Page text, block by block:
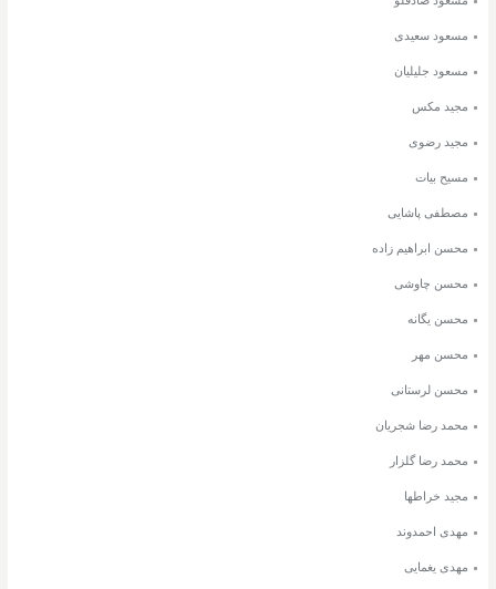
مسعود سعیدی
مسعود جلیلیان
مجید مکس
مجید رضوی
مسیح بیات
مصطفی پاشایی
محسن ابراهیم زاده
محسن چاوشی
محسن یگانه
محسن مهر
محسن لرستانی
محمد رضا شجریان
محمد رضا گلزار
مجید خراطها
مهدی احمدوند
مهدی یغمایی